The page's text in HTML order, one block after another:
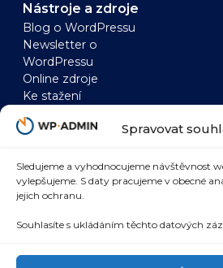
Spravovat
Sledujeme a vyhodnocujeme návštěvnost
vylepšujeme. S daty pracujeme v obecné
jejich ochranu.
Souhlasíte s ukládáním těchto datových
Nástroje a zdroje
Blog o WordPressu
Newsletter o
WordPressu
Online zdroje
Ke stažení
Zrychlení WordPressu
WordPress a SEO
WordPress
bezpečnost